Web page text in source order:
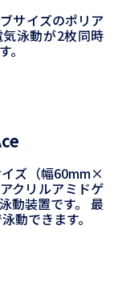
サイズのポリア
泳動が2枚同時
。
ズ（幅60mm×
クリルアミドゲ
動装置です。 最
動できます。